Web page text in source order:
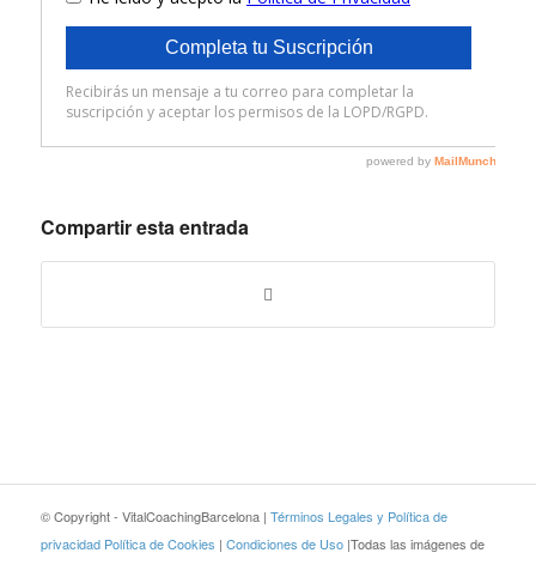
Compartir esta entrada
© Copyright - VitalCoachingBarcelona | Términos Legales y Política de
privacidad Política de Cookies | Condiciones de Uso |Todas las imágenes de